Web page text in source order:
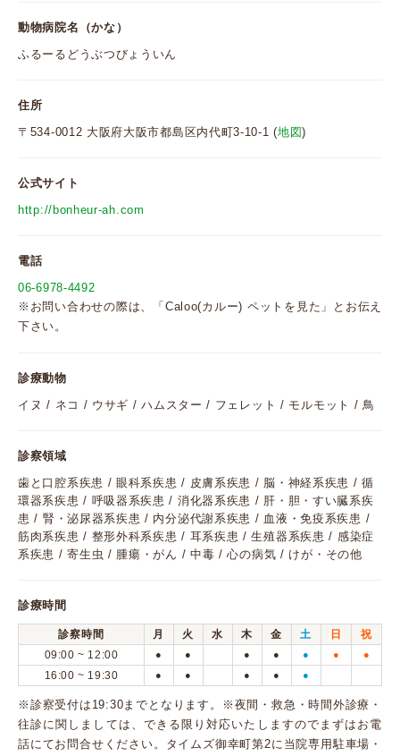
動物病院名（かな）
ふるーるどうぶつびょういん
住所
〒534-0012 大阪府大阪市都島区内代町3-10-1 (地図)
公式サイト
http://bonheur-ah.com
電話
06-6978-4492
※お問い合わせの際は、「Caloo(カルー) ペットを見た」とお伝え
下さい。
診療動物
イヌ / ネコ / ウサギ / ハムスター / フェレット / モルモット / 鳥
診察領域
歯と口腔系疾患 / 眼科系疾患 / 皮膚系疾患 / 脳・神経系疾患 / 循
環器系疾患 / 呼吸器系疾患 / 消化器系疾患 / 肝・胆・すい臓系疾
患 / 腎・泌尿器系疾患 / 内分泌代謝系疾患 / 血液・免疫系疾患 /
筋肉系疾患 / 整形外科系疾患 / 耳系疾患 / 生殖器系疾患 / 感染症
系疾患 / 寄生虫 / 腫瘍・がん / 中毒 / 心の病気 / けが・その他
診療時間
診察時間 月 火 水 木 金 土 日
祝
09:00 ~ 12:00
● ● ● ● ● ● ●
16:00 ~ 19:30 ● ● ● ● ●
※診察受付は19:30までとなります。※夜間・救急・時間外診療・
往診に関しましては、できる限り対応いたしますのでまずはお電
話にてお問合せください。タイムズ御幸町第2に当院専用駐車場・